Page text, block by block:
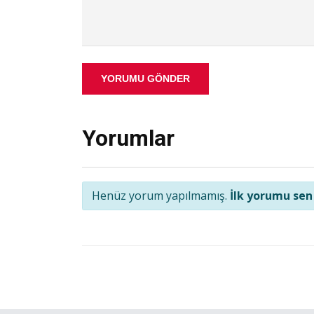
YORUMU GÖNDER
Yorumlar
Henüz yorum yapılmamış. İlk yorumu